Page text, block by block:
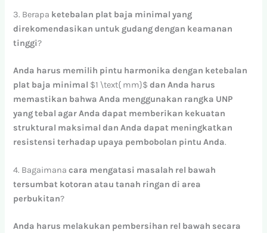
3. Berapa ketebalan plat baja minimal yang
direkomendasikan untuk gudang dengan keamanan
tinggi?
Anda harus memilih pintu harmonika dengan ketebalan
plat baja minimal $1 \text{ mm}$ dan Anda harus
memastikan bahwa Anda menggunakan rangka UNP
yang tebal agar Anda dapat memberikan kekuatan
struktural maksimal dan Anda dapat meningkatkan
resistensi terhadap upaya pembobolan pintu Anda.
4. Bagaimanacara mengatasi masalah rel bawah
tersumbat kotoran atau tanah ringan di area
perbukitan?
Anda harus melakukan pembersihan rel bawah secara